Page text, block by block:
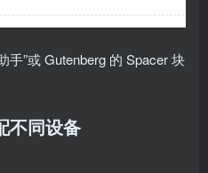
手”或 Gutenberg 的 Spacer 块
不同设备